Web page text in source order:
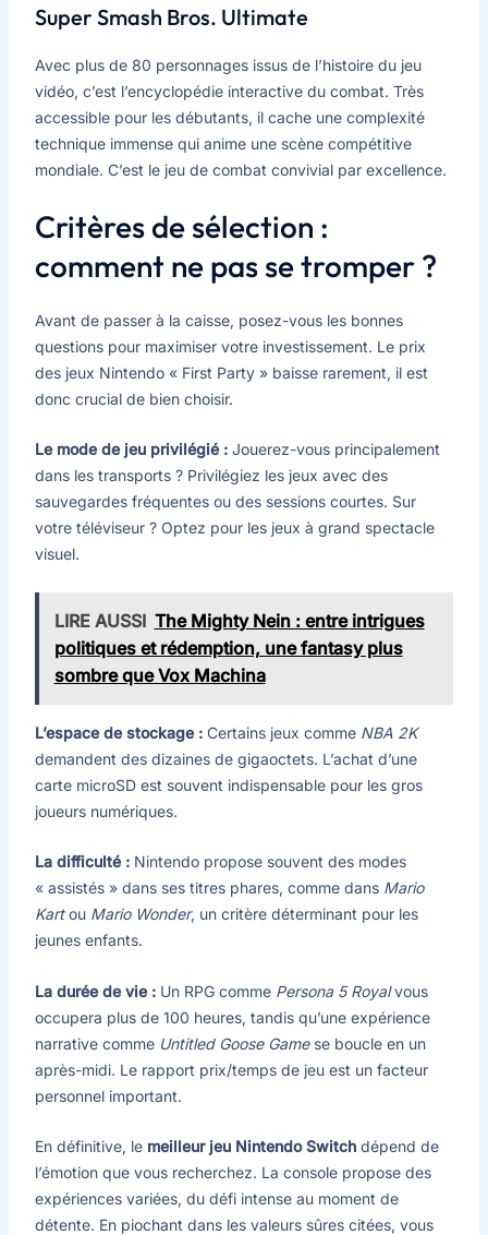
Super Smash Bros. Ultimate
Avec plus de 80 personnages issus de l’histoire du jeu
vidéo, c’est l’encyclopédie interactive du combat. Très
accessible pour les débutants, il cache une complexité
technique immense qui anime une scène compétitive
mondiale. C’est le jeu de combat convivial par excellence.
Critères de sélection :
comment ne pas se tromper ?
Avant de passer à la caisse, posez-vous les bonnes
questions pour maximiser votre investissement. Le prix
des jeux Nintendo « First Party » baisse rarement, il est
donc crucial de bien choisir.
Le mode de jeu privilégié :Jouerez-vous principalement
dans les transports ? Privilégiez les jeux avec des
sauvegardes fréquentes ou des sessions courtes. Sur
votre téléviseur ? Optez pour les jeux à grand spectacle
visuel.
LIRE AUSSI The Mighty Nein : entre intrigues
politiques et rédemption, une fantasy plus
sombre que Vox Machina
L’espace de stockage :Certains jeux comme NBA 2K
demandent des dizaines de gigaoctets. L’achat d’une
carte microSD est souvent indispensable pour les gros
joueurs numériques.
La difficulté :Nintendo propose souvent des modes
« assistés » dans ses titres phares, comme dans Mario
Kartou Mario Wonder, un critère déterminant pour les
jeunes enfants.
La durée de vie :Un RPG comme Persona 5 Royalvous
occupera plus de 100 heures, tandis qu’une expérience
narrative comme Untitled Goose Gamese boucle en un
après-midi. Le rapport prix/temps de jeu est un facteur
personnel important.
En définitive, le meilleur jeu Nintendo Switchdépend de
l’émotion que vous recherchez. La console propose des
expériences variées, du défi intense au moment de
détente. En piochant dans les valeurs sûres citées, vous